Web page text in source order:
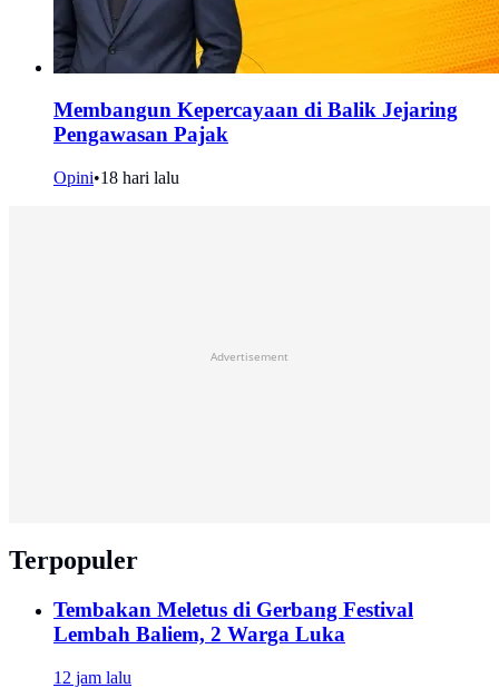
Membangun Kepercayaan di Balik Jejaring
Pengawasan Pajak
Opini•18 hari lalu
Advertisement
Terpopuler
Tembakan Meletus di Gerbang Festival
Lembah Baliem, 2 Warga Luka
12 jam lalu